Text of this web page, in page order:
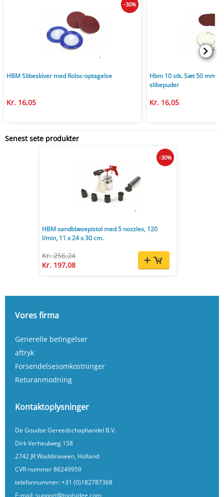
HBM Slibeskiver med Roloc-optagelse
Kr. 16,05
-30%
Hbm 10 stk. Sæt 50 mm.
slibepuder
Kr. 16,05
Senest sete produkter
HBM sandblæsepistol med 5 nozzles, 120
l/min, 11 x 24 x 30 cm.
Kr. 256,24
Kr. 197,08
-30%
Vores firma
Generelle betingelser
aftryk
Forsendelsesomkostninger
Returanmodning
Kontaktoplysninger
De Goudse Gereedschaphandel B.V.
Dirk Verheulweg 158
2742 JR Waddinxveen, Holland
CVR-nummer 86249959
telefonnummer:+31 (0)182787368
E-mail:support@toolsidee.com